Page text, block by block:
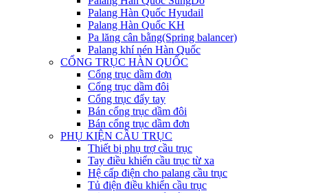
Palang Hàn Quốc Hyudail
Palang Hàn Quốc KH
Pa lăng cân bằng(Spring balancer)
Palang khí nén Hàn Quốc
CỔNG TRỤC HÀN QUỐC
Cổng trục dầm đơn
Cổng trục dầm đôi
Cổng trục đẩy tay
Bán cổng trục dầm đôi
Bán cổng trục dầm đơn
PHỤ KIỆN CẦU TRỤC
Thiết bị phụ trợ cầu trục
Tay điều khiển cầu trục từ xa
Hệ cấp điện cho palang cầu trục
Tủ điện điều khiển cầu trục